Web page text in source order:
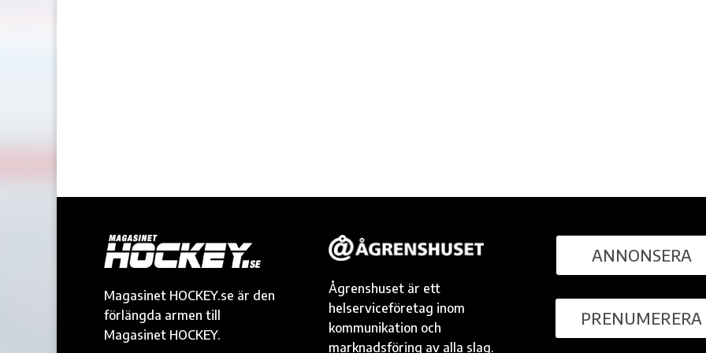
Magasinet HOCKEY.se är den
förlängda armen till
Magasinet HOCKEY.
Ågrenshuset är ett
helserviceföretag inom
kommunikation och
marknadsföring av alla slag.
ANNONSERA
PRENUMERERA